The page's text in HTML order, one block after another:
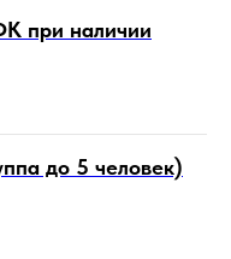
при наличии
до 5 человек)